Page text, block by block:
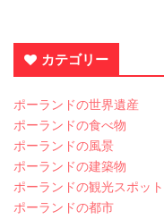
カテゴリー
ポーランドの世界遺産
ポーランドの食べ物
ポーランドの風景
ポーランドの建築物
ポーランドの観光スポット
ポーランドの都市